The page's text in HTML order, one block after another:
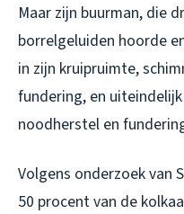
Maar zijn buurman, die
borrelgeluiden hoorde
in zijn kruipruimte,
fundering, en
noodherstel en
Volgens onderzoek van
50 procent van de